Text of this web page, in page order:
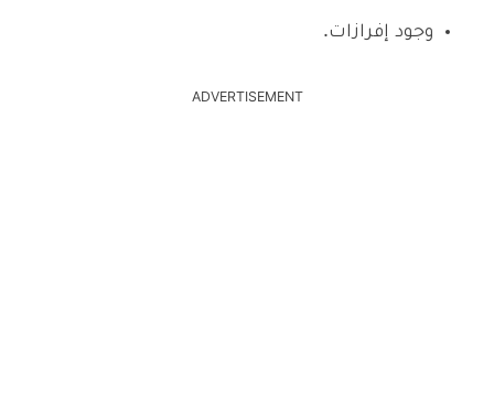
وجود إفرازات.
ADVERTISEMENT